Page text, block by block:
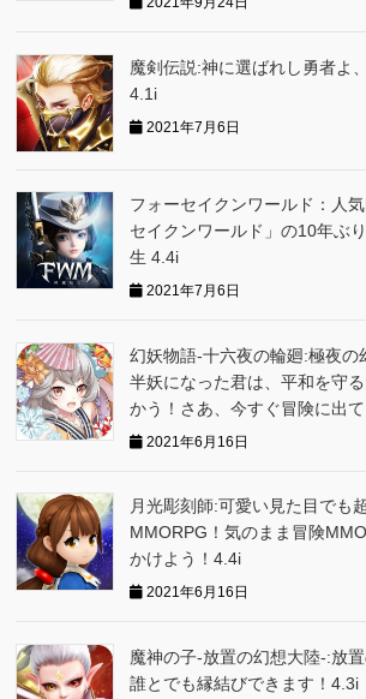
魔剣伝説:神に選ばれし勇者よ
4.1i
2021年7月6日
フォーセイクンワールド：人
セイクンワールド」の10年ぶ
生 4.4i
2021年7月6日
幻妖物語-十六夜の輪廻:極夜の
半妖になった君は、平和を守
かう！さあ、今すぐ冒険に出
2021年6月16日
月光彫刻師:可愛い見た目でも
MMORPG！気のまま冒険
かけよう！4.4i
2021年6月16日
魔神の子-放置の幻想大陸-:放
誰とでも縁結びできます！4.3i